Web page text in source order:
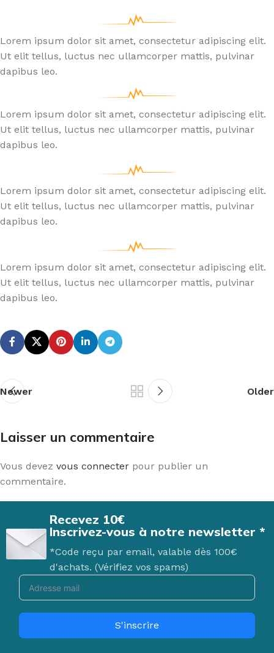
Lorem ipsum dolor sit amet, consectetur adipiscing elit.
Ut elit tellus, luctus nec ullamcorper mattis, pulvinar
dapibus leo.
Lorem ipsum dolor sit amet, consectetur adipiscing elit.
Ut elit tellus, luctus nec ullamcorper mattis, pulvinar
dapibus leo.
Lorem ipsum dolor sit amet, consectetur adipiscing elit.
Ut elit tellus, luctus nec ullamcorper mattis, pulvinar
dapibus leo.
Lorem ipsum dolor sit amet, consectetur adipiscing elit.
Ut elit tellus, luctus nec ullamcorper mattis, pulvinar
dapibus leo.
Newer Older
Laisser un commentaire
Vous devez vous connecter pour publier un
commentaire.
Recevez 10€
Inscrivez-vous à notre newsletter *
*Code reçu par email, valable dès 100€
d'achats. (Vérifiez vos spams)
S'inscrire